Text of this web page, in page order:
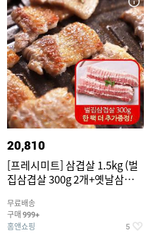
20,810
[프레시미트] 삼겹살 1.5kg (벌
집삼겹살 300g 2개+옛날삼겹살
팩 추가증정)
무료배송
구매 999+
홈앤쇼핑 5